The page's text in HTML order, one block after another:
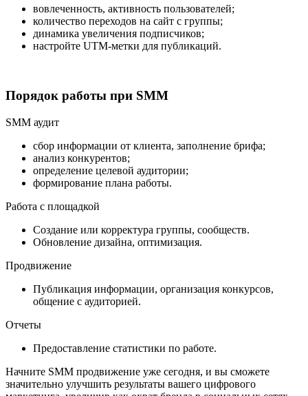
вовлеченность, активность пользователей;
количество переходов на сайт с группы;
динамика увеличения подписчиков;
настройте UTM-метки для публикаций.
Порядок работы при SMM
SMM аудит
сбор информации от клиента, заполнение брифа;
анализ конкурентов;
определение целевой аудитории;
формирование плана работы.
Работа с площадкой
Создание или корректура группы, сообществ.
Обновление дизайна, оптимизация.
Продвижение
Публикация информации, организация конкурсов,
общение с аудиторией.
Отчеты
Предоставление статистики по работе.
Начните SMM продвижение уже сегодня, и вы сможете
значительно улучшить результаты вашего цифрового